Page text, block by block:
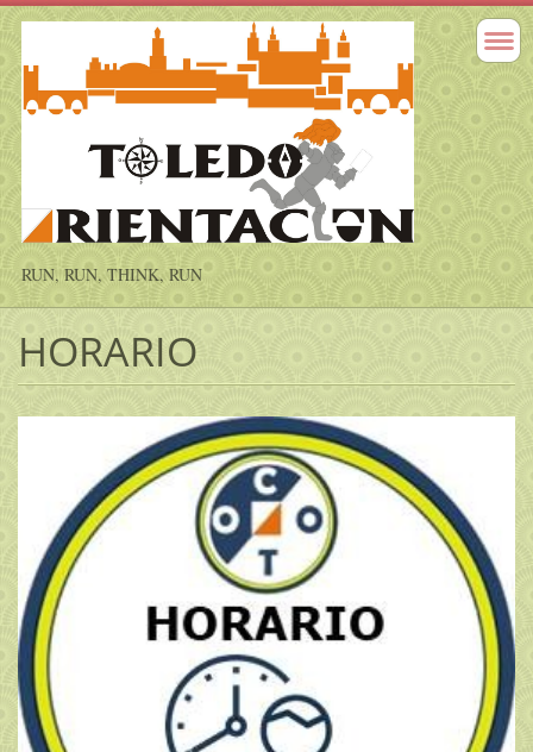
RUN, RUN, THINK, RUN
HORARIO